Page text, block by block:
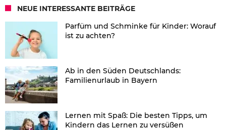
NEUE INTERESSANTE BEITRÄGE
Parfüm und Schminke für Kinder: Worauf
ist zu achten?
Ab in den Süden Deutschlands:
Familienurlaub in Bayern
Lernen mit Spaß: Die besten Tipps, um
Kindern das Lernen zu versüßen